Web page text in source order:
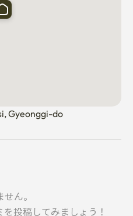
Gyeonggi-do
ん。
投稿してみましょう！